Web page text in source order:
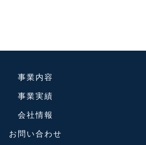
事業内容
事業実績
会社情報
お問い合わせ